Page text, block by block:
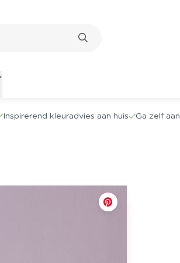
Inspirerend kleuradvies aan huis Ga zelf